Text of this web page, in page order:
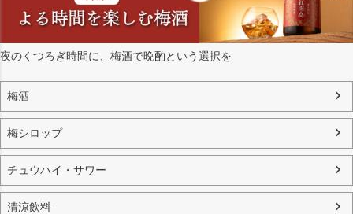
夜のくつろぎ時間に、梅酒で晩酌という選択を
梅酒
梅シロップ
チュウハイ・サワー
清涼飲料